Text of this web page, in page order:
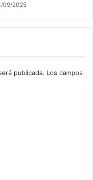
09/2025
publicada. Los campos